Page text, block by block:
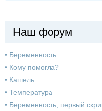
Наш форум
• Беременность
• Кому помогла?
• Кашель
• Температура
• Беременность, первый